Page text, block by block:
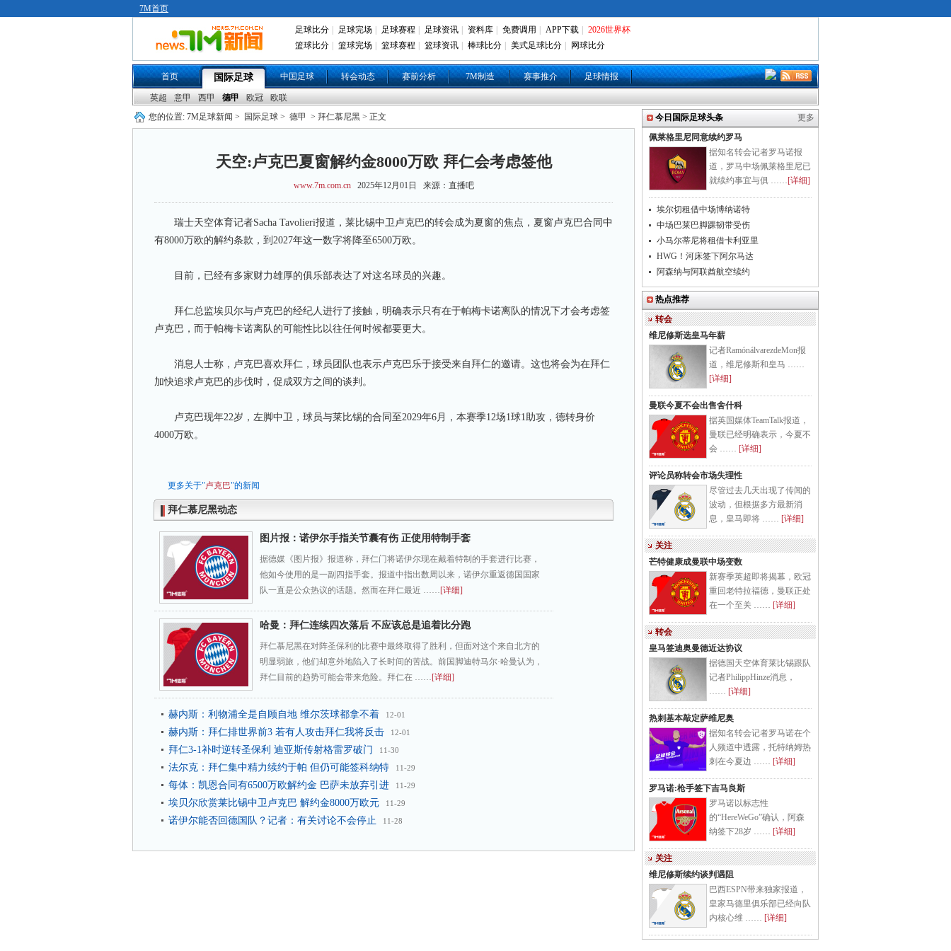
7M首页
足球比分 足球完场 足球赛程 足球资讯 资料库 免费调用 APP下载
2026世界杯
篮球比分
篮球完场 篮球赛程 篮球资讯 棒球比分 美式足球比分 网球比分
首页 国际足球 中国足球 转会动态 赛前分析 7M制造 赛事推介 足球情报
英超 意甲 西甲 德甲 欧冠
欧联
您的位置: 7M足球新闻 > 国际足球 > 德甲 > 拜仁慕尼黑 > 正文
天空:卢克巴夏窗解约金8000万欧 拜仁会考虑签他
www.7m.com.cn2025年12月01日 来源：直播吧
瑞士天空体育记者Sacha Tavolieri报道，莱比锡中卫卢克巴的转会成为夏窗的焦点，夏窗卢克巴合同中
有8000万欧的解约条款，到2027年这一数字将降至6500万欧。
目前，已经有多家财力雄厚的俱乐部表达了对这名球员的兴趣。
拜仁总监埃贝尔与卢克巴的经纪人进行了接触，明确表示只有在于帕梅卡诺离队的情况下才会考虑签
卢克巴，而于帕梅卡诺离队的可能性比以往任何时候都要更大。
消息人士称，卢克巴喜欢拜仁，球员团队也表示卢克巴乐于接受来自拜仁的邀请。这也将会为在拜仁
加快追求卢克巴的步伐时，促成双方之间的谈判。
卢克巴现年22岁，左脚中卫，球员与莱比锡的合同至2029年6月，本赛季12场1球1助攻，德转身价
4000万欧。
更多关于"卢克巴"的新闻
拜仁慕尼黑动态
图片报：诺伊尔手指关节囊有伤 正使用特制手套
据德媒《图片报》报道称，拜仁门将诺伊尔现在戴着特制的手套进行比赛，
他如今使用的是一副四指手套。报道中指出数周以来，诺伊尔重返德国国家
队一直是公众热议的话题。然而在拜仁最近 ……[详细]
哈曼：拜仁连续四次落后 不应该总是追着比分跑
拜仁慕尼黑在对阵圣保利的比赛中最终取得了胜利，但面对这个来自北方的
明显弱旅，他们却意外地陷入了长时间的苦战。前国脚迪特马尔·哈曼认为，
拜仁目前的趋势可能会带来危险。拜仁在 ……[详细]
赫内斯：利物浦全是自顾自地 维尔茨球都拿不着 12-01
赫内斯：拜仁排世界前3 若有人攻击拜仁我将反击 12-01
拜仁3-1补时逆转圣保利 迪亚斯传射格雷罗破门 11-30
法尔克：拜仁集中精力续约于帕 但仍可能签科纳特 11-29
每体：凯恩合同有6500万欧解约金 巴萨未放弃引进 11-29
埃贝尔欣赏莱比锡中卫卢克巴 解约金8000万欧元 11-29
诺伊尔能否回德国队？记者：有关讨论不会停止 11-28
今日国际足球头条
更多
佩莱格里尼同意续约罗马
据知名转会记者罗马诺报
道，罗马中场佩莱格里尼已
就续约事宜与俱 ……[详细]
埃尔切租借中场博纳诺特
中场巴莱巴脚踝韧带受伤
小马尔蒂尼将租借卡利亚里
HWG！河床签下阿尔马达
阿森纳与阿联酋航空续约
热点推荐
转会
维尼修斯选皇马年薪
记者RamónálvarezdeMon报
道，维尼修斯和皇马 ……
[详细]
曼联今夏不会出售舍什科
据英国媒体TeamTalk报道，
曼联已经明确表示，今夏不
会 …… [详细]
评论员称转会市场失理性
尽管过去几天出现了传闻的
波动，但根据多方最新消
息，皇马即将 …… [详细]
关注
芒特健康成曼联中场变数
新赛季英超即将揭幕，欧冠
重回老特拉福德，曼联正处
在一个至关 …… [详细]
转会
皇马签迪奥曼德近达协议
据德国天空体育莱比锡跟队
记者PhilippHinze消息，
…… [详细]
热刺基本敲定萨维尼奥
据知名转会记者罗马诺在个
人频道中透露，托特纳姆热
刺在今夏边 …… [详细]
罗马诺:枪手签下吉马良斯
罗马诺以标志性
的“HereWeGo”确认，阿森
纳签下28岁 …… [详细]
关注
维尼修斯续约谈判遇阻
巴西ESPN带来独家报道，
皇家马德里俱乐部已经向队
内核心维 …… [详细]